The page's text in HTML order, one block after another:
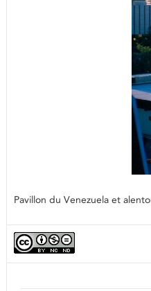
Pavillon du Venezuela et